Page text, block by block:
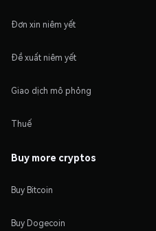
Đơn xin niêm yết
Đề xuất niêm yết
Giao dịch mô phỏng
Thuế
Buy more cryptos
Buy Bitcoin
Buy Dogecoin